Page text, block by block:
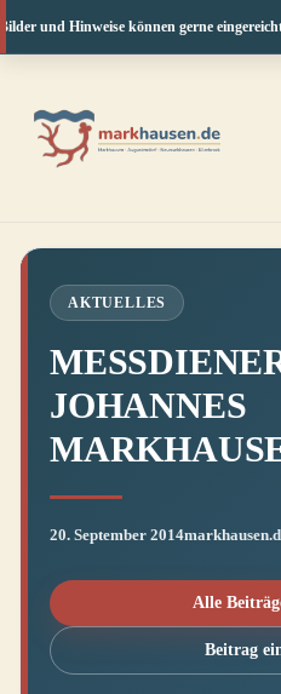
und Hinweise können gerne
springen
AKTUELLES
JOHANNES
20. September 2014
Alle
Beitrag